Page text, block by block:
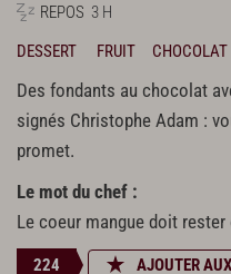
REPOS 3 H
DESSERT
FRUIT CHOCOLAT
Des fondants au chocolat
signés Christophe Adam :
promet.
Le mot du chef :
Le coeur mangue doit rester
224 AJOUTER